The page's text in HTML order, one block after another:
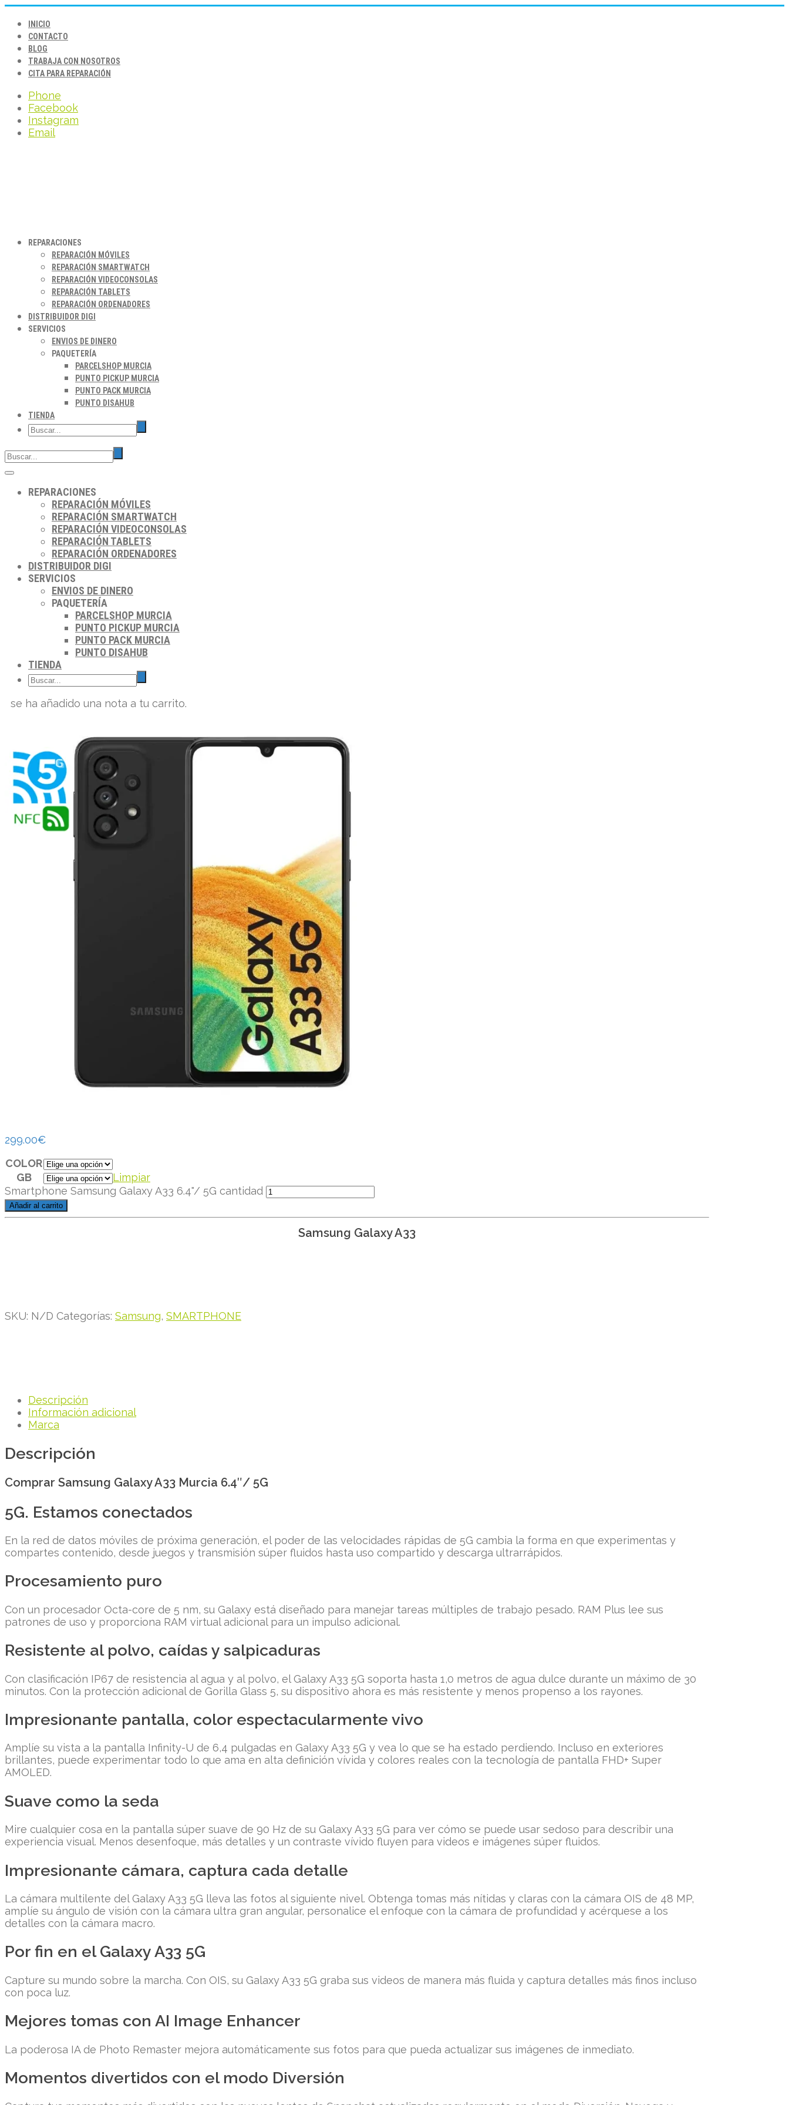
INICIO
CONTACTO
BLOG
TRABAJA CON NOSOTROS
CITA PARA REPARACIÓN
Phone
Facebook
Instagram
Email
REPARACIONES
REPARACIÓN MÓVILES
REPARACIÓN SMARTWATCH
REPARACIÓN VIDEOCONSOLAS
REPARACIÓN TABLETS
REPARACIÓN ORDENADORES
DISTRIBUIDOR DIGI
SERVICIOS
ENVIOS DE DINERO
PAQUETERÍA
PARCELSHOP MURCIA
PUNTO PICKUP MURCIA
PUNTO PACK MURCIA
PUNTO DISAHUB
TIENDA
REPARACIONES
REPARACIÓN MÓVILES
REPARACIÓN SMARTWATCH
REPARACIÓN VIDEOCONSOLAS
REPARACIÓN TABLETS
REPARACIÓN ORDENADORES
DISTRIBUIDOR DIGI
SERVICIOS
ENVIOS DE DINERO
PAQUETERÍA
PARCELSHOP MURCIA
PUNTO PICKUP MURCIA
PUNTO PACK MURCIA
PUNTO DISAHUB
TIENDA
se ha añadido una nota a tu carrito.
299.00€
COLOR
GB
Limpiar
Smartphone Samsung Galaxy A33 6.4"/ 5G cantidad
Añadir al carrito
Samsung Galaxy A33
SKU: N/D Categorías: Samsung, SMARTPHONE
Descripción
Información adicional
Marca
Descripción
Comprar Samsung Galaxy A33 Murcia 6.4″/ 5G
5G. Estamos conectados
En la red de datos móviles de próxima generación, el poder de las velocidades rápidas de 5G cambia la forma en que experimentas y
compartes contenido, desde juegos y transmisión súper fluidos hasta uso compartido y descarga ultrarrápidos.
Procesamiento puro
Con un procesador Octa-core de 5 nm, su Galaxy está diseñado para manejar tareas múltiples de trabajo pesado. RAM Plus lee sus
patrones de uso y proporciona RAM virtual adicional para un impulso adicional.
Resistente al polvo, caídas y salpicaduras
Con clasificación IP67 de resistencia al agua y al polvo, el Galaxy A33 5G soporta hasta 1,0 metros de agua dulce durante un máximo de 30
minutos. Con la protección adicional de Gorilla Glass 5, su dispositivo ahora es más resistente y menos propenso a los rayones.
Impresionante pantalla, color espectacularmente vivo
Amplíe su vista a la pantalla Infinity-U de 6,4 pulgadas en Galaxy A33 5G y vea lo que se ha estado perdiendo. Incluso en exteriores
brillantes, puede experimentar todo lo que ama en alta definición vívida y colores reales con la tecnología de pantalla FHD+ Super
AMOLED.
Suave como la seda
Mire cualquier cosa en la pantalla súper suave de 90 Hz de su Galaxy A33 5G para ver cómo se puede usar sedoso para describir una
experiencia visual. Menos desenfoque, más detalles y un contraste vívido fluyen para videos e imágenes súper fluidos.
Impresionante cámara, captura cada detalle
La cámara multilente del Galaxy A33 5G lleva las fotos al siguiente nivel. Obtenga tomas más nítidas y claras con la cámara OIS de 48 MP,
amplíe su ángulo de visión con la cámara ultra gran angular, personalice el enfoque con la cámara de profundidad y acérquese a los
detalles con la cámara macro.
Por fin en el Galaxy A33 5G
Capture su mundo sobre la marcha. Con OIS, su Galaxy A33 5G graba sus videos de manera más fluida y captura detalles más finos incluso
con poca luz.
Mejores tomas con AI Image Enhancer
La poderosa IA de Photo Remaster mejora automáticamente sus fotos para que pueda actualizar sus imágenes de inmediato.
Momentos divertidos con el modo Diversión